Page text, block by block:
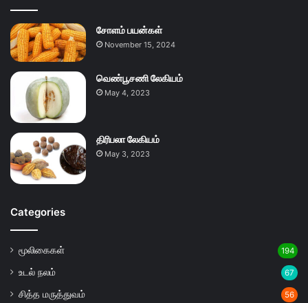
சோளம் பயன்கள்
November 15, 2024
வெண்பூசணி லேகியம்
May 4, 2023
திரிபலா லேகியம்
May 3, 2023
Categories
மூலிகைகள் 194
உடல் நலம் 67
சித்த மருத்துவம் 56